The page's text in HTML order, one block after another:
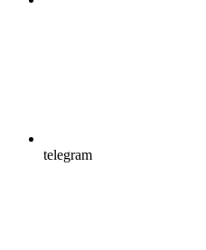
telegram